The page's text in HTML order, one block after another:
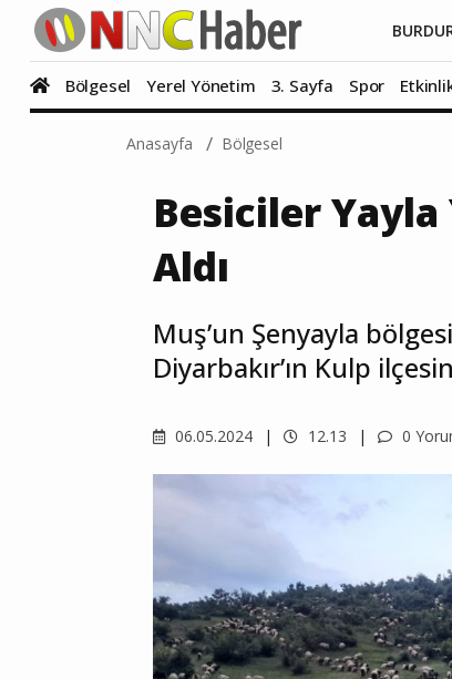
Bölgesel Yerel Yönetim 3. Sayfa Spor
Anasayfa Bölgesel
Besiciler Yayla
Aldı
Muş’un Şenyayla
Diyarbakır’ın Kulp
06.05.2024 12.13 0